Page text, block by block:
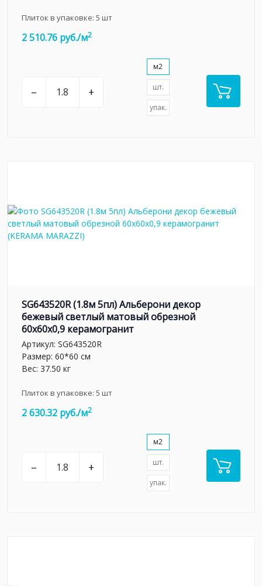
Плиток в упаковке: 5 шт
2 510.76 руб./м2
– +
м2
шт.
упак.
SG643520R (1.8м 5пл) Альберони декор
бежевый светлый матовый обрезной
60x60x0,9 керамогранит
Артикул: SG643520R
Размер: 60*60 см
Вес: 37.50 кг
Плиток в упаковке: 5 шт
2 630.32 руб./м2
– +
м2
шт.
упак.